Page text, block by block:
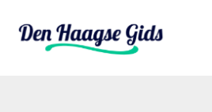
denhaagsegids.nl